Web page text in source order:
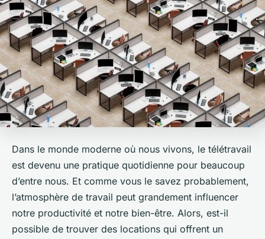
Dans le monde moderne où nous vivons, le télétravail
est devenu une pratique quotidienne pour beaucoup
d’entre nous. Et comme vous le savez probablement,
l’atmosphère de travail peut grandement influencer
notre productivité et notre bien-être. Alors, est-il
possible de trouver des locations qui offrent un